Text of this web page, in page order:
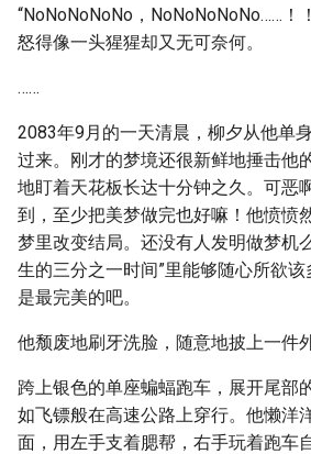
“NoNoNoNoNo，NoNoNoNoNo……！
怒得像一头猩猩却又无可奈何。
……
2083年9月的一天清晨，柳夕从他单
过来。刚才的梦境还很新鲜地捶击他
地盯着天花板长达十分钟之久。可恶
到，至少把美梦做完也好嘛！他愤愤
梦里改变结局。还没有人发明做梦机
生的三分之一时间”里能够随心所欲
是最完美的吧。
他颓废地刷牙洗脸，随意地披上一件
跨上银色的单座蝙蝠跑车，展开尾部
如飞镖般在高速公路上穿行。他懒洋
面，用左手支着腮帮，右手玩着跑车